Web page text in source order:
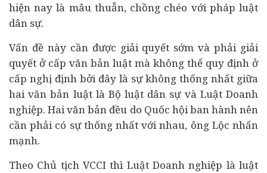
hiện nay là mâu thuẫn, chồng chéo với pháp luật
dân sự.
Vấn đề này cần được giải quyết sớm và phải giải
quyết ở cấp văn bản luật mà không thể quy định ở
cấp nghị định bởi đây là sự không thống nhất giữa
hai văn bản luật là Bộ luật dân sự và Luật Doanh
nghiệp. Hai văn bản đều do Quốc hội ban hành nên
cần phải có sự thống nhất với nhau, ông Lộc nhấn
mạnh.
Theo Chủ tịch VCCI thì Luật Doanh nghiệp là luật